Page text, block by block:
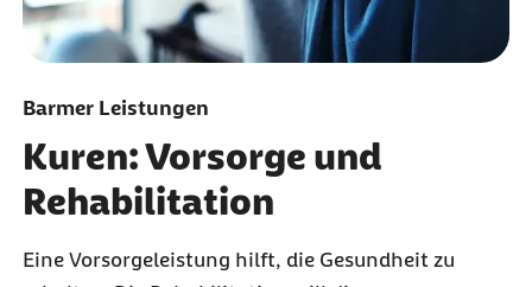
Barmer Leistungen
Kuren: Vorsorge und
Rehabilitation
Eine Vorsorgeleistung hilft, die Gesundheit zu